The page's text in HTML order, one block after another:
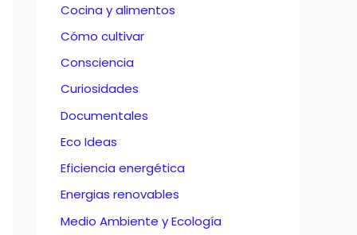
Cocina y alimentos
Cómo cultivar
Consciencia
Curiosidades
Documentales
Eco Ideas
Eficiencia energética
Energias renovables
Medio Ambiente y Ecología